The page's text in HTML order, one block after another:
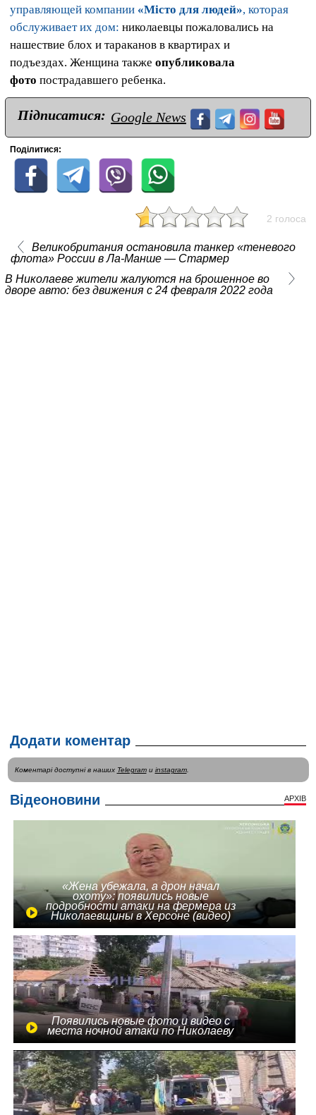
управляющей компании «Місто для людей», которая
обслуживает их дом: николаевцы пожаловались на
нашествие блох и тараканов в квартирах и
подъездах. Женщина также опубликовала
фото пострадавшего ребенка.
Підписатися: Google News
Поділитися:
2 голоса
Великобритания остановила танкер «теневого
флота» России в Ла-Манше — Стармер
В Николаеве жители жалуются на брошенное во
дворе авто: без движения с 24 февраля 2022 года
Додати коментар
Коментарі доступні в наших Telegramи instagram.
Відеоновини АРХІВ
«Жена убежала, а дрон начал
охоту»: появились новые
подробности атаки на фермера из
Николаевщины в Херсоне (видео)
Появились новые фото и видео с
места ночной атаки по Николаеву